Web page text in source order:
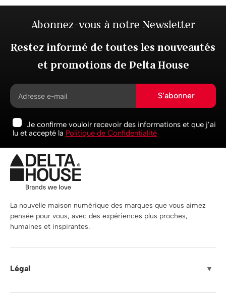
Abonnez-vous à notre Newsletter
Restez informé de toutes les nouveautés
et promotions de Delta House
S’abonner
Je confirme vouloir recevoir des informations et que j’ai
lu et accepté la Politique de Confidentialité
La nouvelle maison numérique des marques que vous aimez
pensée pour vous, avec des expériences plus proches,
humaines et inspirantes.
Légal ▼